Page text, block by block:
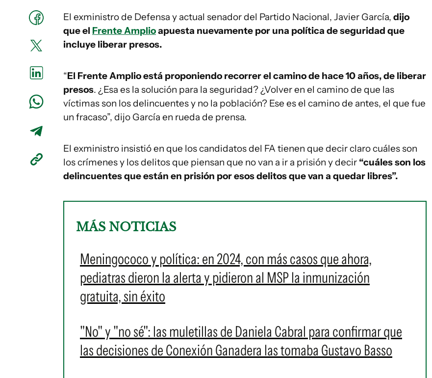
El exministro de Defensa y actual senador del Partido Nacional, Javier García, dijo
que el Frente Amplioapuesta nuevamente por una política de seguridad que
incluye liberar presos.
“El Frente Amplio está proponiendo recorrer el camino de hace 10 años, de liberar
presos. ¿Esa es la solución para la seguridad? ¿Volver en el camino de que las
víctimas son los delincuentes y no la población? Ese es el camino de antes, el que fue
un fracaso”, dijo García en rueda de prensa.
El exministro insistió en que los candidatos del FA tienen que decir claro cuáles son
los crímenes y los delitos que piensan que no van a ir a prisión y decir “cuáles son los
delincuentes que están en prisión por esos delitos que van a quedar libres”.
MÁS NOTICIAS
Meningococo y política: en 2024, con más casos que ahora,
pediatras dieron la alerta y pidieron al MSP la inmunización
gratuita, sin éxito
"No" y "no sé": las muletillas de Daniela Cabral para confirmar que
las decisiones de Conexión Ganadera las tomaba Gustavo Basso